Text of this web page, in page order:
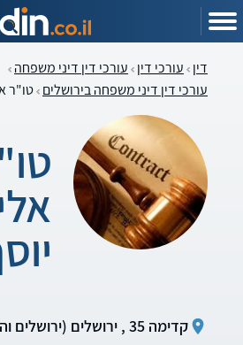
דין עורכי דין עורכי דין דיני משפחה
עורכי דין דיני משפחה בירושלים טו"ר
קדימה 35 , ירושלים (ירושלים והסביבה)